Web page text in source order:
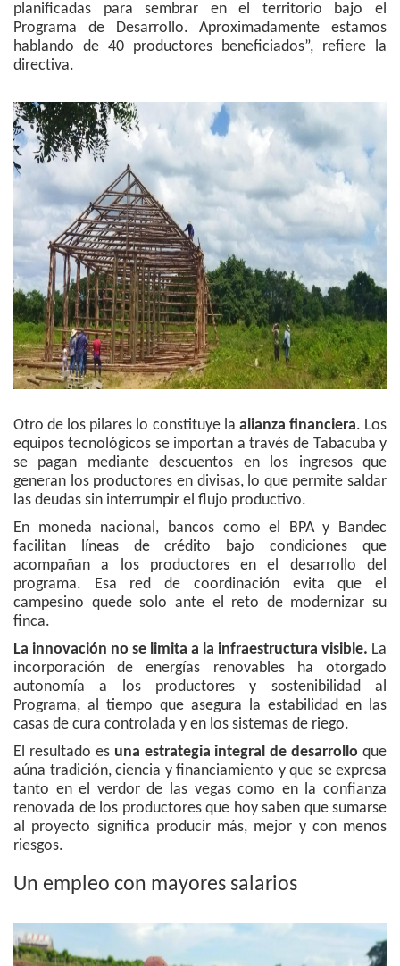
planificadas para sembrar en el territorio bajo el
Programa de Desarrollo. Aproximadamente estamos
hablando de 40 productores beneficiados”, refiere la
directiva.
Otro de los pilares lo constituye la alianza financiera. Los
equipos tecnológicos se importan a través de Tabacuba y
se pagan mediante descuentos en los ingresos que
generan los productores en divisas, lo que permite saldar
las deudas sin interrumpir el flujo productivo.
En moneda nacional, bancos como el BPA y Bandec
facilitan líneas de crédito bajo condiciones que
acompañan a los productores en el desarrollo del
programa. Esa red de coordinación evita que el
campesino quede solo ante el reto de modernizar su
finca.
La innovación no se limita a la infraestructura visible. La
incorporación de energías renovables ha otorgado
autonomía a los productores y sostenibilidad al
Programa, al tiempo que asegura la estabilidad en las
casas de cura controlada y en los sistemas de riego.
El resultado es una estrategia integral de desarrollo que
aúna tradición, ciencia y financiamiento y que se expresa
tanto en el verdor de las vegas como en la confianza
renovada de los productores que hoy saben que sumarse
al proyecto significa producir más, mejor y con menos
riesgos.
Un empleo con mayores salarios